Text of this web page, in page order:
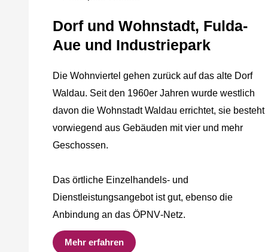
Dorf und Wohnstadt, Fulda‐
Aue und Industriepark
Die Wohnviertel gehen zurück auf das alte Dorf
Waldau. Seit den 1960er Jahren wurde westlich
davon die Wohnstadt Waldau errichtet, sie besteht
vorwiegend aus Gebäuden mit vier und mehr
Geschossen.
Das örtliche Einzelhandels‐ und
Dienstleistungsangebot ist gut, ebenso die
Anbindung an das ÖPNV‐Netz.
Mehr erfahren